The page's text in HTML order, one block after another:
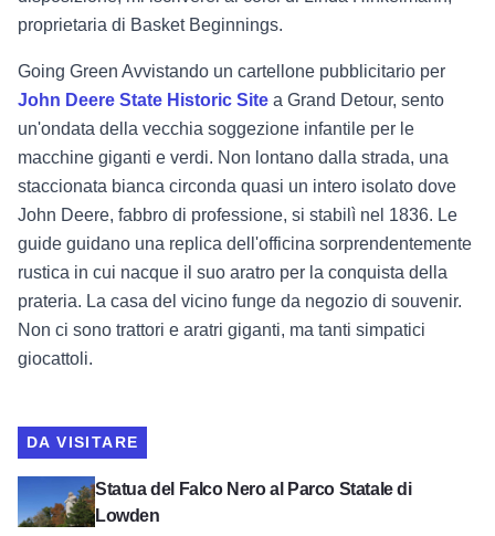
proprietaria di Basket Beginnings.
Going Green Avvistando un cartellone pubblicitario per
John Deere State Historic Site a Grand Detour, sento
un'ondata della vecchia soggezione infantile per le
macchine giganti e verdi. Non lontano dalla strada, una
staccionata bianca circonda quasi un intero isolato dove
John Deere, fabbro di professione, si stabilì nel 1836. Le
guide guidano una replica dell'officina sorprendentemente
rustica in cui nacque il suo aratro per la conquista della
prateria. La casa del vicino funge da negozio di souvenir.
Non ci sono trattori e aratri giganti, ma tanti simpatici
giocattoli.
DA VISITARE
Statua del Falco Nero al Parco Statale di
Lowden
Guarda la statua del Falco Nero al Parco Statale di Lowden